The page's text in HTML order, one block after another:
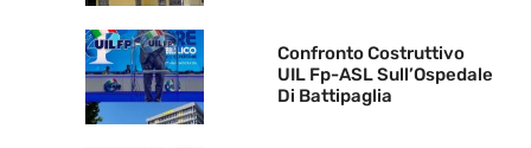
Confronto Costruttivo
UIL Fp-ASL Sull’Ospedale
Di Battipaglia